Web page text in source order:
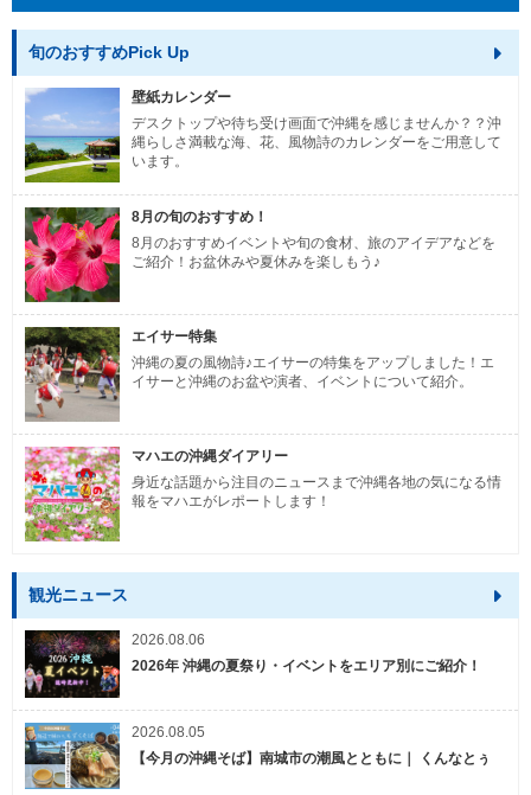
旬のおすすめPick Up
壁紙カレンダー
デスクトップや待ち受け画面で沖縄を感じませんか？？沖
縄らしさ満載な海、花、風物詩のカレンダーをご用意して
います。
8月の旬のおすすめ！
8月のおすすめイベントや旬の食材、旅のアイデアなどを
ご紹介！お盆休みや夏休みを楽しもう♪
エイサー特集
沖縄の夏の風物詩♪エイサーの特集をアップしました！エ
イサーと沖縄のお盆や演者、イベントについて紹介。
マハエの沖縄ダイアリー
身近な話題から注目のニュースまで沖縄各地の気になる情
報をマハエがレポートします！
観光ニュース
2026.08.06
2026年 沖縄の夏祭り・イベントをエリア別にご紹介！
2026.08.05
【今月の沖縄そば】南城市の潮風とともに｜ くんなとぅ